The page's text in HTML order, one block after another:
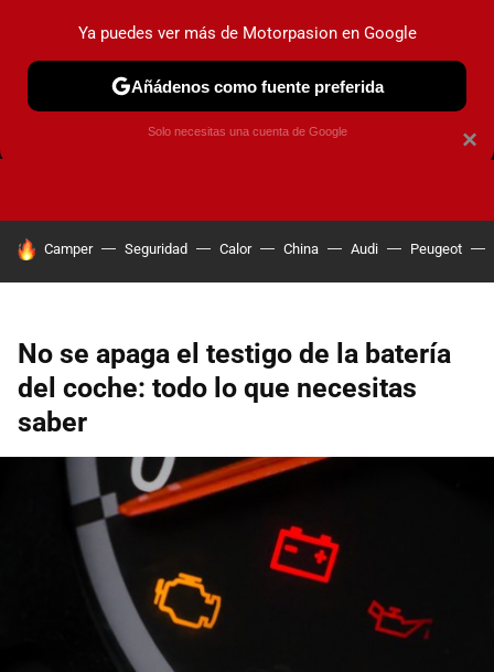
CAMBIO DE ACEITE AIRE ACONDICIONADO
HOY SE HABLA DE
Camper Seguridad Calor China Audi Peugeot
No se apaga el testigo de la batería
del coche: todo lo que necesitas
saber
×
Ya puedes ver más de Motorpasion en Google
Añádenos como fuente preferida
Solo necesitas una cuenta de Google